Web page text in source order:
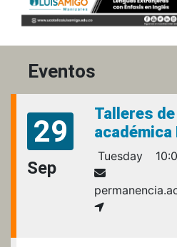
Eventos
29
Sep
Talleres
académica
Tuesday